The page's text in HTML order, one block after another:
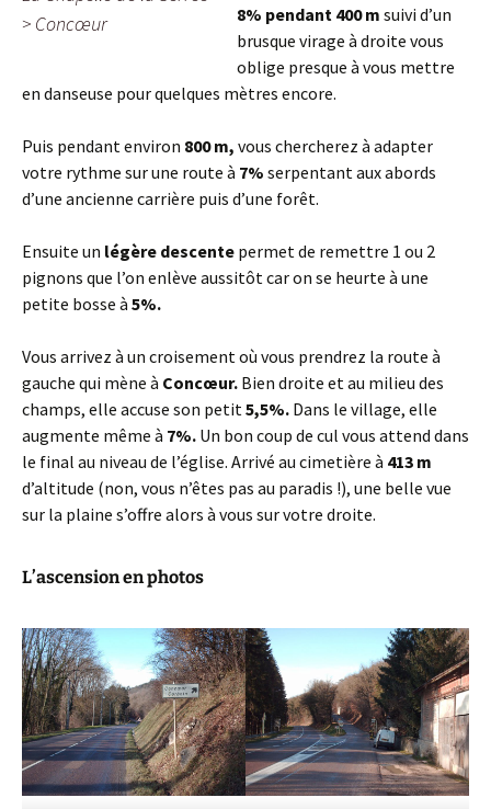
> Concœur
8% pendant 400 m suivi d’un
brusque virage à droite vous
oblige presque à vous mettre
en danseuse pour quelques mètres encore.
Puis pendant environ 800 m, vous chercherez à adapter
votre rythme sur une route à 7% serpentant aux abords
d’une ancienne carrière puis d’une forêt.
Ensuite un légère descente permet de remettre 1 ou 2
pignons que l’on enlève aussitôt car on se heurte à une
petite bosse à 5%.
Vous arrivez à un croisement où vous prendrez la route à
gauche qui mène à Concœur. Bien droite et au milieu des
champs, elle accuse son petit 5,5%. Dans le village, elle
augmente même à 7%. Un bon coup de cul vous attend dans
le final au niveau de l’église. Arrivé au cimetière à 413 m
d’altitude (non, vous n’êtes pas au paradis !), une belle vue
sur la plaine s’offre alors à vous sur votre droite.
L’ascension en photos